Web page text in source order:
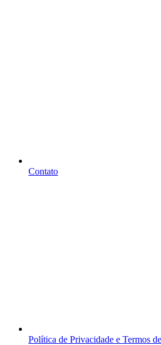
Contato
Política de Privacidade e Termos